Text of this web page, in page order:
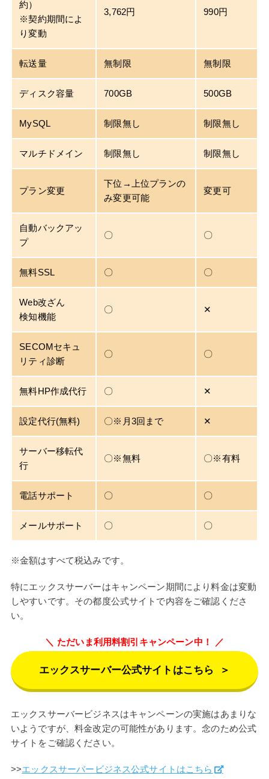
約）
※契約期間によ
り変動
3,762円 990円
転送量 無制限 無制限
ディスク容量 700GB 500GB
MySQL 制限無し 制限無し
マルチドメイン 制限無し 制限無し
プラン変更
下位→上位プランの
み変更可能
変更可
自動バックアッ
プ
〇 〇
無料SSL 〇 〇
Web改ざん
検知機能
〇 ✕
SECOMセキュ
リティ診断
〇 〇
無料HP作成代行 〇 ✕
設定代行(無料) 〇※月3回まで ✕
サーバー移転代
行
〇※無料 〇※有料
電話サポート 〇 〇
メールサポート 〇 〇
※金額はすべて税込みです。
特にエックスサーバーはキャンペーン期間により料金は変動
しやすいです。その都度公式サイトで内容をご確認くださ
い。
ただいま利用料割引キャンペーン中！
エックスサーバー公式サイトはこちら ＞
エックスサーバービジネスはキャンペーンの実施はあまりな
いようですが、料金改定の可能性があります。念のため公式
サイトをご確認ください。
>>エックスサーバービジネス公式サイトはこちら